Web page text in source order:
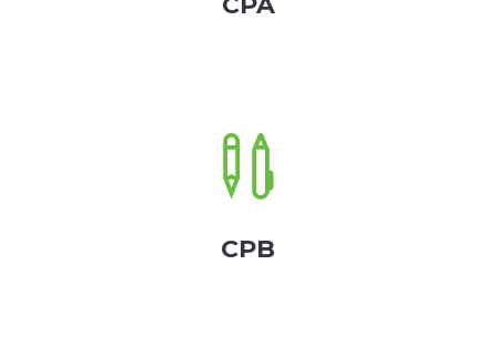

CPB